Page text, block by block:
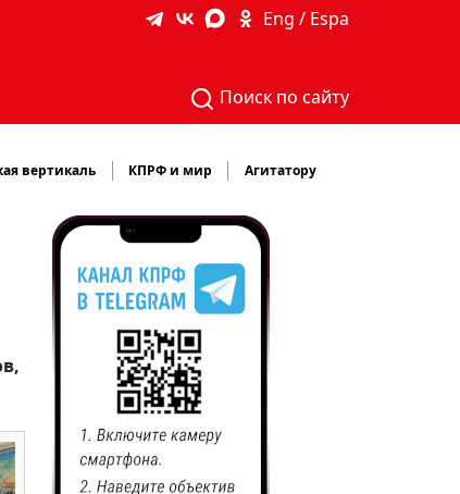
Eng / Espa
Поиск по сайту
вертикаль КПРФ и мир Агитатору